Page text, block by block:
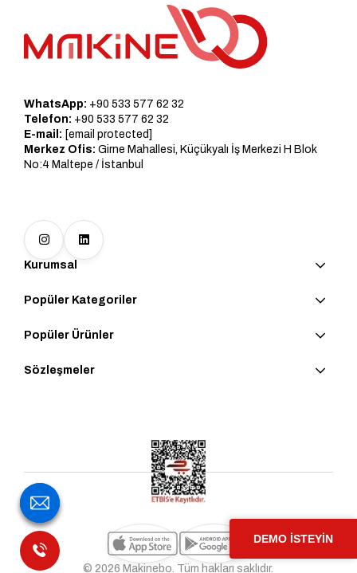
WhatsApp: +90 533 577 62 32
Telefon: +90 533 577 62 32
E-mail: [email protected]
Merkez Ofis: Girne Mahallesi, Küçükyalı İş Merkezi H Blok
No:4 Maltepe / İstanbul
Kurumsal
Popüler Kategoriler
Popüler Ürünler
Sözleşmeler
© 2026 Makinebo. Tüm hakları saklıdır.
DEMO İSTEYİN